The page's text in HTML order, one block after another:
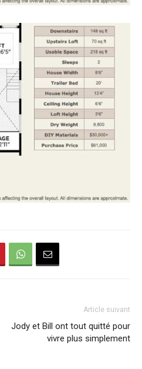
Article suivant
Jody et Bill ont tout quitté pour
vivre plus simplement